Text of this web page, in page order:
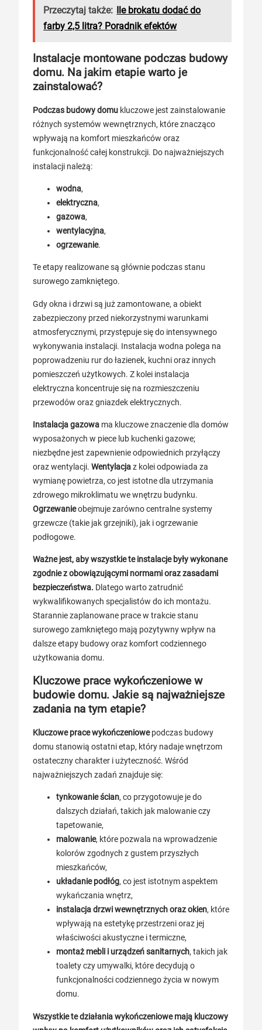
Przeczytaj także: Ile brokatu dodać do
farby 2,5 litra? Poradnik efektów
Instalacje montowane podczas budowy
domu. Na jakim etapie warto je
zainstalować?
Podczas budowy domu kluczowe jest zainstalowanie
różnych systemów wewnętrznych, które znacząco
wpływają na komfort mieszkańców oraz
funkcjonalność całej konstrukcji. Do najważniejszych
instalacji należą:
wodna,
elektryczna,
gazowa,
wentylacyjna,
ogrzewanie.
Te etapy realizowane są głównie podczas stanu
surowego zamkniętego.
Gdy okna i drzwi są już zamontowane, a obiekt
zabezpieczony przed niekorzystnymi warunkami
atmosferycznymi, przystępuje się do intensywnego
wykonywania instalacji. Instalacja wodna polega na
poprowadzeniu rur do łazienek, kuchni oraz innych
pomieszczeń użytkowych. Z kolei instalacja
elektryczna koncentruje się na rozmieszczeniu
przewodów oraz gniazdek elektrycznych.
Instalacja gazowa ma kluczowe znaczenie dla domów
wyposażonych w piece lub kuchenki gazowe;
niezbędne jest zapewnienie odpowiednich przyłączy
oraz wentylacji. Wentylacjaz kolei odpowiada za
wymianę powietrza, co jest istotne dla utrzymania
zdrowego mikroklimatu we wnętrzu budynku.
Ogrzewanieobejmuje zarówno centralne systemy
grzewcze (takie jak grzejniki), jak i ogrzewanie
podłogowe.
Ważne jest, aby wszystkie te instalacje były wykonane
zgodnie z obowiązującymi normami oraz zasadami
bezpieczeństwa. Dlatego warto zatrudnić
wykwalifikowanych specjalistów do ich montażu.
Starannie zaplanowane prace w trakcie stanu
surowego zamkniętego mają pozytywny wpływ na
dalsze etapy budowy oraz komfort codziennego
użytkowania domu.
Kluczowe prace wykończeniowe w
budowie domu. Jakie są najważniejsze
zadania na tym etapie?
Kluczowe prace wykończeniowepodczas budowy
domu stanowią ostatni etap, który nadaje wnętrzom
ostateczny charakter i użyteczność. Wśród
najważniejszych zadań znajduje się:
tynkowanie ścian, co przygotowuje je do
dalszych działań, takich jak malowanie czy
tapetowanie,
malowanie, które pozwala na wprowadzenie
kolorów zgodnych z gustem przyszłych
mieszkańców,
układanie podłóg, co jest istotnym aspektem
wykańczania wnętrz,
instalacja drzwi wewnętrznych oraz okien, które
wpływają na estetykę przestrzeni oraz jej
właściwości akustyczne i termiczne,
montaż mebli i urządzeń sanitarnych, takich jak
toalety czy umywalki, które decydują o
funkcjonalności codziennego życia w nowym
domu.
Wszystkie te działania wykończeniowe mają kluczowy